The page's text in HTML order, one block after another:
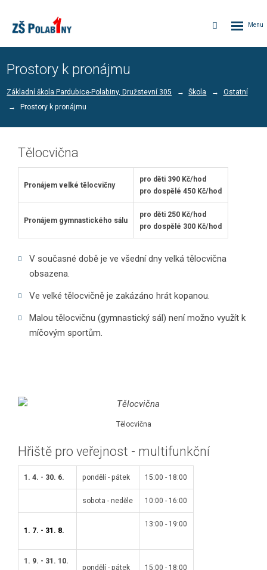
Vyhledávání
Prostory k pronájmu
Základní škola Pardubice-Polabiny, Družstevní 305 Škola
Ostatní
Prostory k pronájmu
Tělocvična
Pronájem velké tělocvičny
pro děti 390 Kč/hod
pro dospělé 450 Kč/hod
Pronájem gymnastického sálu
pro děti 250 Kč/hod
pro dospělé 300 Kč/hod
V současné době je ve všední dny velká tělocvična
obsazena.
Ve velké tělocvičně je zakázáno hrát kopanou.
Malou tělocvičnu (gymnastický sál) není možno využít k
míčovým sportům.
Tělocvična
Hřiště pro veřejnost - multifunkční
1. 4. - 30. 6. pondělí - pátek 15:00 - 18:00
sobota - neděle 10:00 - 16:00
1. 7. - 31. 8.
13:00 - 19:00
1. 9. - 31. 10.
pondělí - pátek 15:00 - 18:00